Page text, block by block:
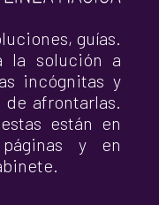
guías.
la solución a
incógnitas y
de afrontarlas.
están en
páginas y en